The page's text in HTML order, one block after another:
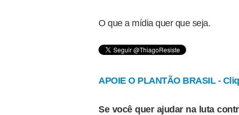
O que a mídia quer que seja.
APOIE O PLANTÃO BRASIL -
Se você quer ajudar na luta